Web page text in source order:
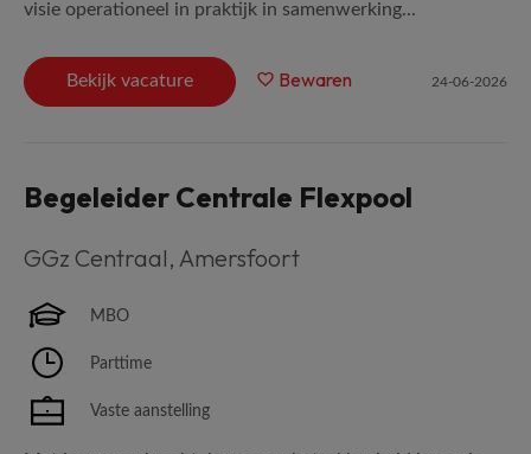
visie operationeel in praktijk in samenwerking...
Bekijk vacature Bewaren 24-06-2026
Begeleider Centrale Flexpool
GGz Centraal, Amersfoort
MBO
Parttime
Vaste aanstelling